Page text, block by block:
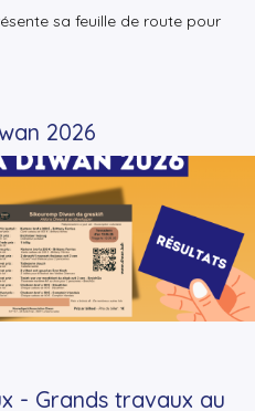
sa feuille de route pour
2026
la suite
- Grands travaux au